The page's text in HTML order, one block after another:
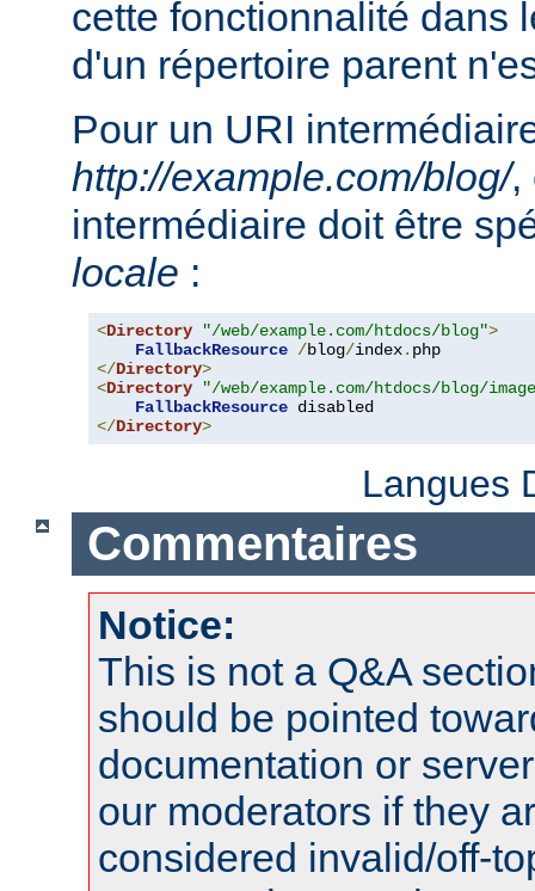
cette fonctionnalité dans
d'un répertoire parent
Pour un URI
http://example.com/blog/,
intermédiaire doit être
locale :
<Directory "/web/example.com/htdocs/blog">
FallbackResource /blog/index.
</Directory>
<Directory
"/web/example.com/htdocs/blog/
FallbackResource
</Directory>
Langues
Commentaires
Notice:
This is not a Q&A
should be pointed
documentation or
our moderators if they
considered invalid/off-